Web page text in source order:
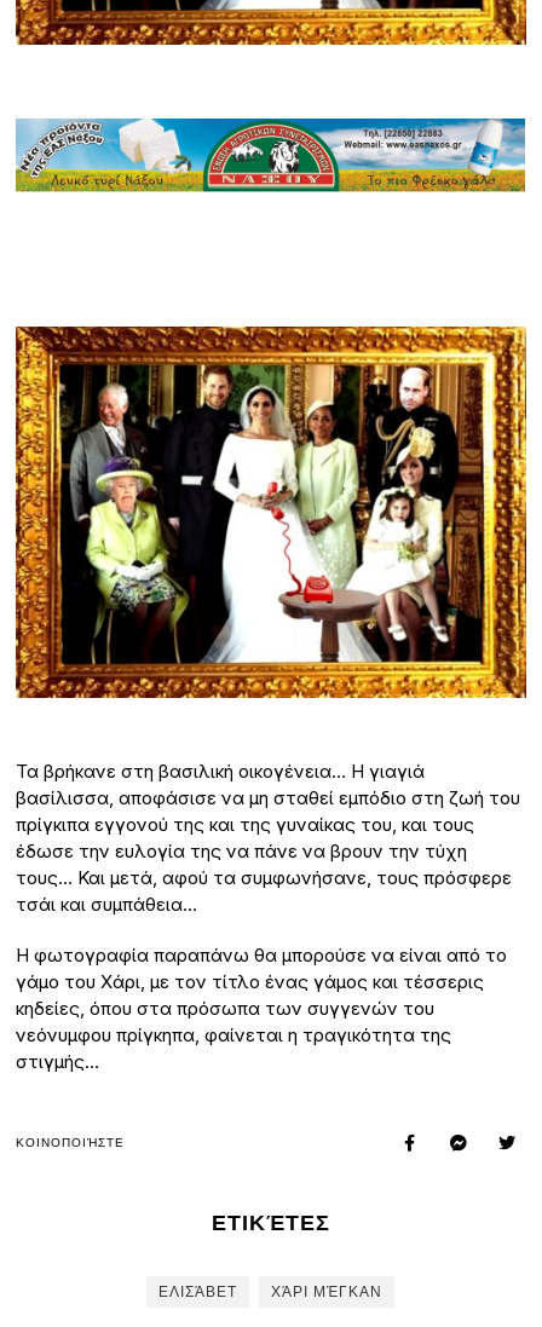
Τα βρήκανε στη βασιλική οικογένεια… Η γιαγιά
βασίλισσα, αποφάσισε να μη σταθεί εμπόδιο στη ζωή του
πρίγκιπα εγγονού της και της γυναίκας του, και τους
έδωσε την ευλογία της να πάνε να βρουν την τύχη
τους… Και μετά, αφού τα συμφωνήσανε, τους πρόσφερε
τσάι και συμπάθεια…
Η φωτογραφία παραπάνω θα μπορούσε να είναι από το
γάμο του Χάρι, με τον τίτλο ένας γάμος και τέσσερις
κηδείες, όπου στα πρόσωπα των συγγενών του
νεόνυμφου πρίγκηπα, φαίνεται η τραγικότητα της
στιγμής…
ΚΟΙΝΟΠΟΙΉΣΤΕ
ΕΤΙΚΈΤΕΣ
ΕΛΙΣΆΒΕΤ ΧΆΡΙ ΜΈΓΚΑΝ